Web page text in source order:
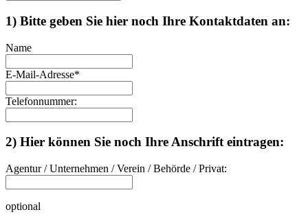
1) Bitte geben Sie hier noch Ihre Kontaktdaten an:
Name
E-Mail-Adresse*
Telefonnummer:
2) Hier können Sie noch Ihre Anschrift eintragen:
Agentur / Unternehmen / Verein / Behörde / Privat:
optional